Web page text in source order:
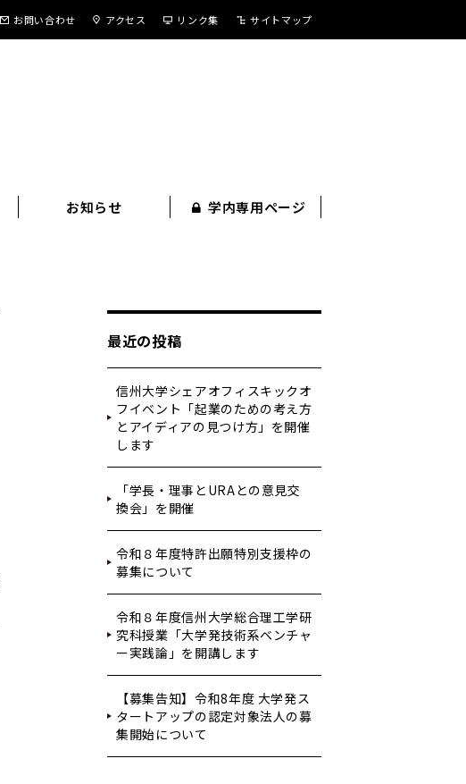
サイトマップ
リンク集
アクセス
お問い合わせ
お知らせ 学内専用ページ
最近の投稿
信州大学シェアオフィスキックオ
フイベント「起業のための考え方
とアイディアの見つけ方」を開催
します
「学長・理事とURAとの意見交
換会」を開催
令和８年度特許出願特別支援枠の
募集について
令和８年度信州大学総合理工学研
究科授業「大学発技術系ベンチャ
ー実践論」を開講します
【募集告知】令和8年度 大学発ス
タートアップの認定対象法人の募
集開始について